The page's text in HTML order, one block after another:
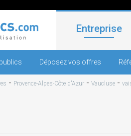
Entreprise
Déposez vos offres
- Provence-Alpes-Côte d'Azur - Vaucluse -